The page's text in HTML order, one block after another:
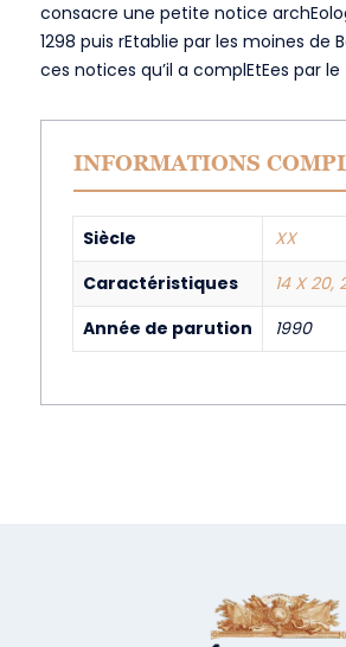
consacre une petite notice
1298 puis rEtablie par les moines de
ces notices qu’il a complEtEes par
INFORMATIONS
Siècle
XX
Caractéristiques
14 X 20,
Année de parution
1990